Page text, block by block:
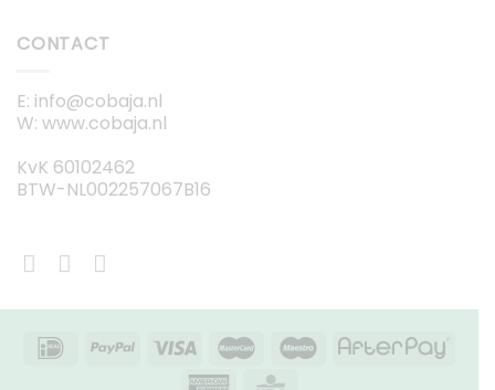
CONTACT
E: info@cobaja.nl
W: www.cobaja.nl
KvK 60102462
BTW-NL002257067B16